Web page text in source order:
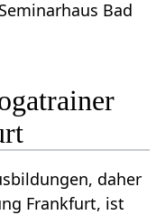
Bad
daher
Frankfurt, ist